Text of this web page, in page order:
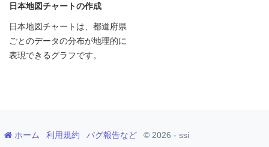
日本地図チャートの作成
日本地図チャートは、都道府県
ごとのデータの分布が地理的に
表現できるグラフです。
ホーム 利用規約 バグ報告など © 2026 - ssi